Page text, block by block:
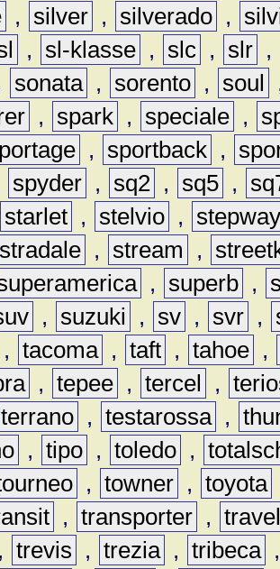
, silver , silverado ,
, sl-klasse , slc , slr ,
sonata , sorento , soul
, spark , speciale ,
, sportback ,
spyder , sq2 , sq5 ,
starlet , stelvio ,
stradale , stream ,
, superb ,
, suzuki , sv , svr ,
, tacoma , taft , tahoe ,
, tepee , tercel ,
terrano , testarossa ,
, tipo , toledo ,
, towner , toyota
, transporter ,
, trevis , trezia , tribeca